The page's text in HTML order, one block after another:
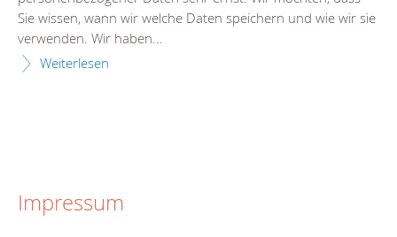
Sie wissen, wann wir welche Daten speichern und wie wir sie
verwenden. Wir haben...
Weiterlesen
Impressum